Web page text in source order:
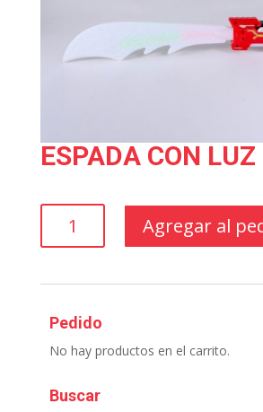
ESPADA CON LUZ
Agregar al
Pedido
No hay productos en el carrito.
Buscar